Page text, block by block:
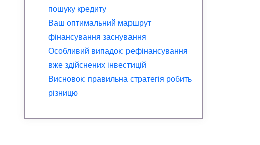
пошуку кредиту
Ваш оптимальний маршрут
фінансування заснування
Особливий випадок: рефінансування
вже здійснених інвестицій
Висновок: правильна стратегія робить
різницю